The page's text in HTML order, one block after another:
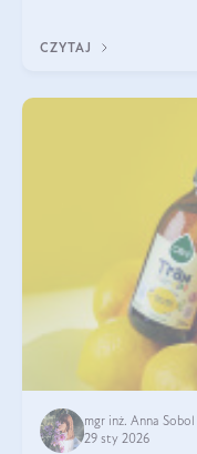
CZYTAJ
mgr inż. Anna Sobol
29 sty 2026